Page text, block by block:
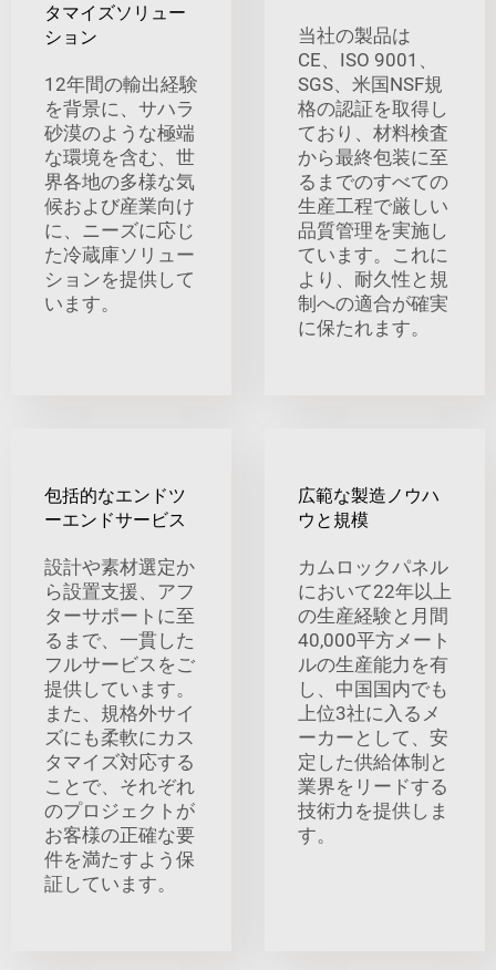
タマイズソリュー
ション
12年間の輸出経験
を背景に、サハラ
砂漠のような極端
な環境を含む、世
界各地の多様な気
候および産業向け
に、ニーズに応じ
た冷蔵庫ソリュー
ションを提供して
います。
当社の製品は
CE、ISO 9001、
SGS、米国NSF規
格の認証を取得し
ており、材料検査
から最終包装に至
るまでのすべての
生産工程で厳しい
品質管理を実施し
ています。これに
より、耐久性と規
制への適合が確実
に保たれます。
包括的なエンドツ
ーエンドサービス
設計や素材選定か
ら設置支援、アフ
ターサポートに至
るまで、一貫した
フルサービスをご
提供しています。
また、規格外サイ
ズにも柔軟にカス
タマイズ対応する
ことで、それぞれ
のプロジェクトが
お客様の正確な要
件を満たすよう保
証しています。
広範な製造ノウハ
ウと規模
カムロックパネル
において22年以上
の生産経験と月間
40,000平方メート
ルの生産能力を有
し、中国国内でも
上位3社に入るメ
ーカーとして、安
定した供給体制と
業界をリードする
技術力を提供しま
す。